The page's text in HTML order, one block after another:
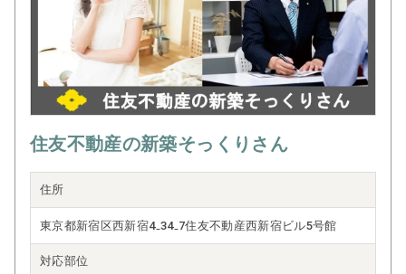
住友不動産の新築そっくりさん
住所
東京都新宿区西新宿4₋34₋7住友不動産西新宿ビル5号館
対応部位